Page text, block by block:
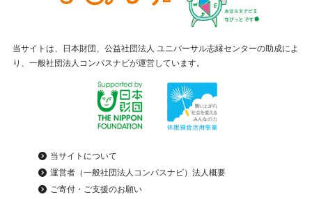
当サイトは、日本財団、公益社団法人 ユニバーサル志縁センターの助成によ
り、一般社団法人コンパスナビが運営しています。
当サイトについて
運営者（一般社団法人コンパスナビ）法人概要
ご寄付・ご支援のお願い